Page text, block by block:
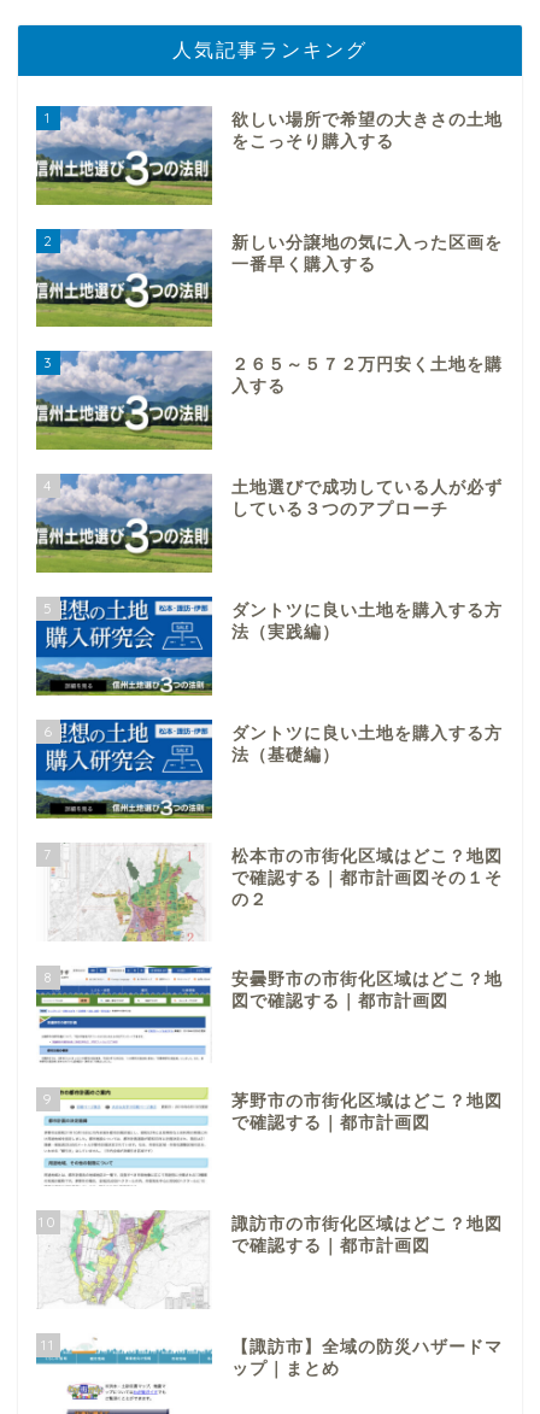
人気記事ランキング
1
欲しい場所で希望の大きさの土地
をこっそり購入する
2
新しい分譲地の気に入った区画を
一番早く購入する
3
２６５～５７２万円安く土地を購
入する
4
土地選びで成功している人が必ず
している３つのアプローチ
5
ダントツに良い土地を購入する方
法（実践編）
6
ダントツに良い土地を購入する方
法（基礎編）
7
松本市の市街化区域はどこ？地図
で確認する｜都市計画図その１そ
の２
8
安曇野市の市街化区域はどこ？地
図で確認する｜都市計画図
9
茅野市の市街化区域はどこ？地図
で確認する｜都市計画図
10
諏訪市の市街化区域はどこ？地図
で確認する｜都市計画図
11
【諏訪市】全域の防災ハザードマ
ップ｜まとめ